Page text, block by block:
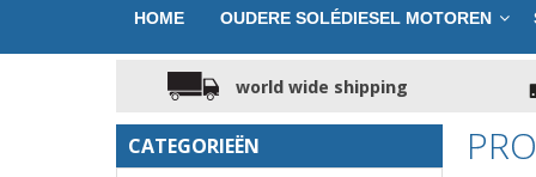
HOME OUDERE SOLÉDIESEL MOTOREN
world wide shipping
CATEGORIEËN